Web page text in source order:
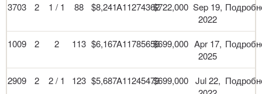
3703 2 1 / 1 88 $8,241A11274362$722,000 Sep 19,
2022
1009 2 2 113 $6,167A11785656$699,000 Apr 17,
2025
2909 2 2 / 1 123 $5,687A11245473$699,000 Jul 22,